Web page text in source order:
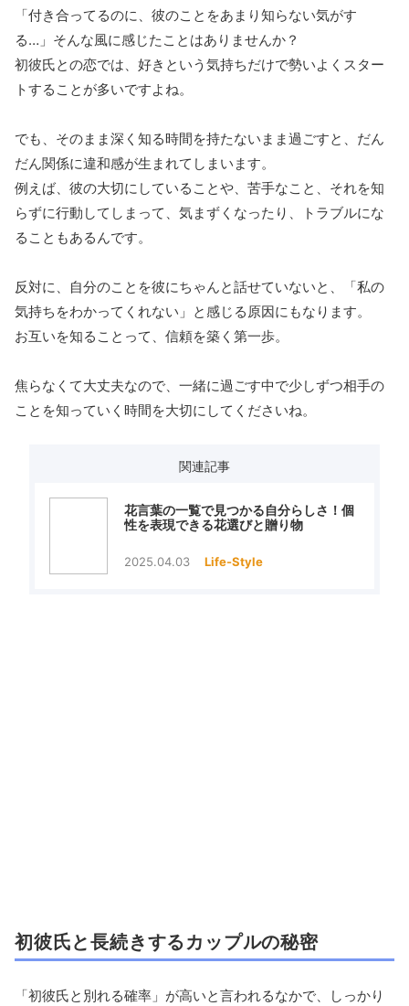
「付き合ってるのに、彼のことをあまり知らない気がす
る…」そんな風に感じたことはありませんか？
初彼氏との恋では、好きという気持ちだけで勢いよくスター
トすることが多いですよね。
でも、そのまま深く知る時間を持たないまま過ごすと、だん
だん関係に違和感が生まれてしまいます。
例えば、彼の大切にしていることや、苦手なこと、それを知
らずに行動してしまって、気まずくなったり、トラブルにな
ることもあるんです。
反対に、自分のことを彼にちゃんと話せていないと、「私の
気持ちをわかってくれない」と感じる原因にもなります。
お互いを知ることって、信頼を築く第一歩。
焦らなくて大丈夫なので、一緒に過ごす中で少しずつ相手の
ことを知っていく時間を大切にしてくださいね。
関連記事
花言葉の一覧で見つかる自分らしさ！個
性を表現できる花選びと贈り物
2025.04.03 Life-Style
初彼氏と長続きするカップルの秘密
「初彼氏と別れる確率」が高いと言われるなかで、しっかり